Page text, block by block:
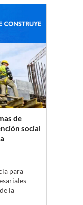
de
social
para
la